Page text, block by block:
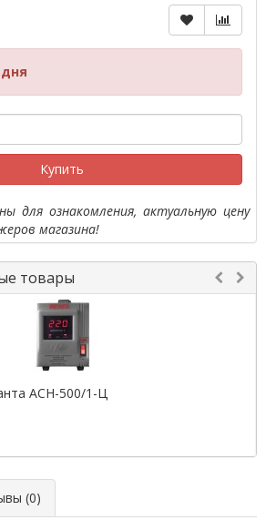
Купить
для ознакомления, актуальную цену
магазина!
товары
АСН-500/1-Ц
(0)